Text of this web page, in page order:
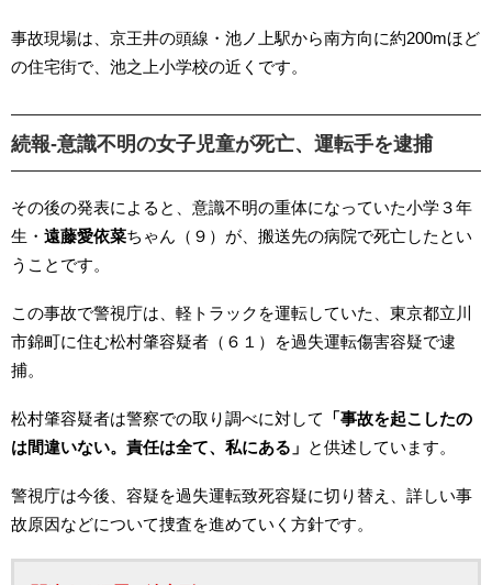
事故現場は、京王井の頭線・池ノ上駅から南方向に約200mほど
の住宅街で、池之上小学校の近くです。
続報-意識不明の女子児童が死亡、運転手を逮捕
その後の発表によると、意識不明の重体になっていた小学３年
生・ 遠藤愛依菜ちゃん（９）が、搬送先の病院で死亡したとい
うことです。
この事故で警視庁は、軽トラックを運転していた、東京都立川
市錦町に住む松村肇容疑者（６１）を過失運転傷害容疑で逮
捕。
松村肇容疑者は警察での取り調べに対して
「事故を起こしたの
は間違いない。責任は全て、私にある」 と供述しています。
警視庁は今後、容疑を過失運転致死容疑に切り替え、詳しい事
故原因などについて捜査を進めていく方針です。